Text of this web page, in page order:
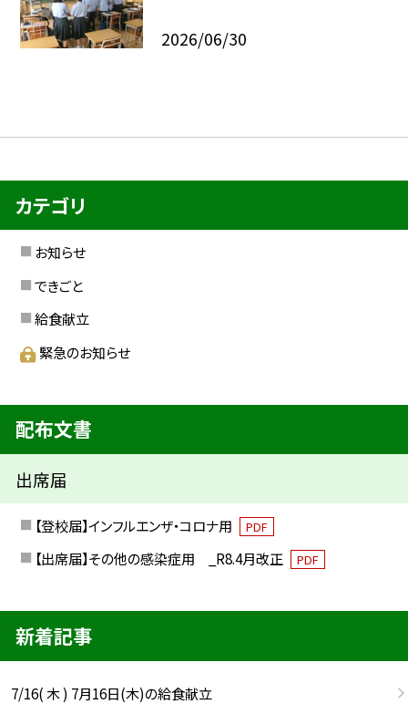
2026/06/30
カテゴリ
お知らせ
できごと
給食献立
緊急のお知らせ
配布文書
出席届
【登校届】インフルエンザ・コロナ用 PDF
【出席届】その他の感染症用 _R8.4月改正 PDF
新着記事
7/16( 木 ) 7月16日(木)の給食献立